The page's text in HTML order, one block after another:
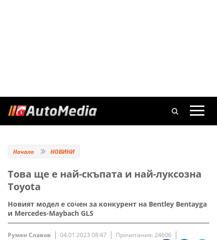
Начало НОВИНИ
Това ще е най-скъпата и най-луксозна
Toyota
Новият модел е сочен за конкурент на Bentley Bentayga
и Mercedes-Maybach GLS
Румен Славов 04.01.2023 08:47 Прочитания: 24606